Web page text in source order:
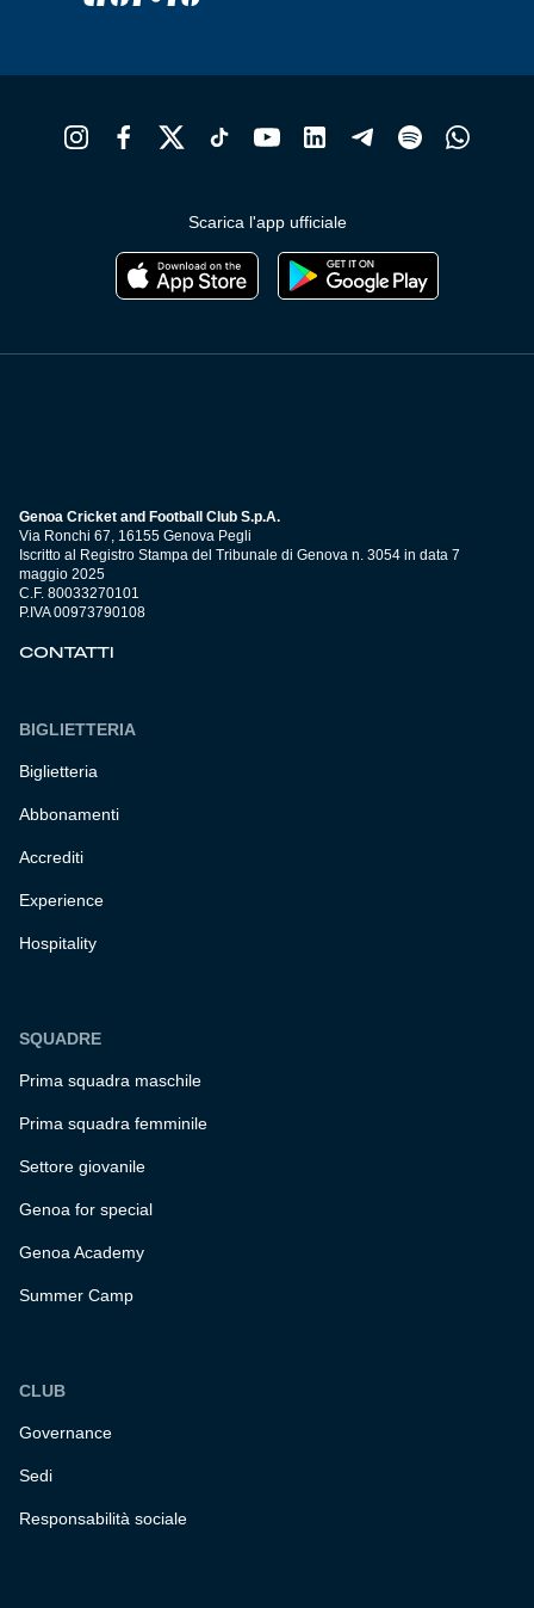
Scarica l'app ufficiale
Genoa Cricket and Football Club S.p.A.
Via Ronchi 67, 16155 Genova Pegli
Iscritto al Registro Stampa del Tribunale di Genova n. 3054 in data 7
maggio 2025
C.F. 80033270101
P.IVA 00973790108
CONTATTI
BIGLIETTERIA
Biglietteria
Abbonamenti
Accrediti
Experience
Hospitality
SQUADRE
Prima squadra maschile
Prima squadra femminile
Settore giovanile
Genoa for special
Genoa Academy
Summer Camp
CLUB
Governance
Sedi
Responsabilità sociale